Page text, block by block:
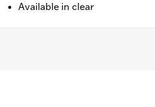
Available in clear